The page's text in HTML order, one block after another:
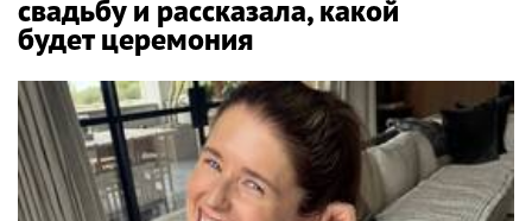
свадьбу и рассказала, какой
будет церемония